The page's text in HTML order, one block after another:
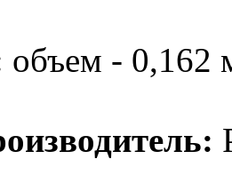
объем - 0,162